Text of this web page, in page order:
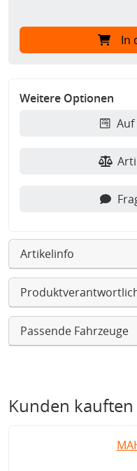
In
Weitere Optionen
Artikelinfo
Passende Fahrzeuge
Kunden kauften